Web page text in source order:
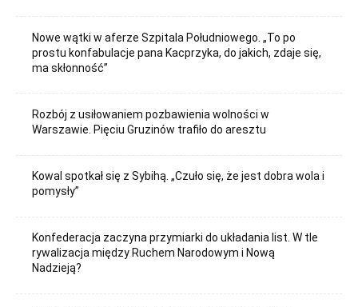
Nowe wątki w aferze Szpitala Południowego. „To po
prostu konfabulacje pana Kacprzyka, do jakich, zdaje się,
ma skłonność”
Rozbój z usiłowaniem pozbawienia wolności w
Warszawie. Pięciu Gruzinów trafiło do aresztu
Kowal spotkał się z Sybihą. „Czuło się, że jest dobra wola i
pomysły”
Konfederacja zaczyna przymiarki do układania list. W tle
rywalizacja między Ruchem Narodowym i Nową
Nadzieją?